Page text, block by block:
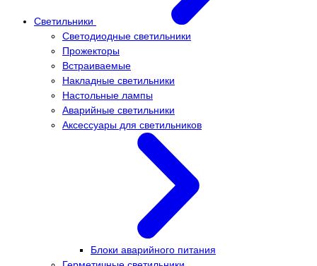
Светильники
Светодиодные светильники
Прожекторы
Встраиваемые
Накладные светильники
Настольные лампы
Аварийные светильники
Аксессуары для светильников
Блоки аварийного питания